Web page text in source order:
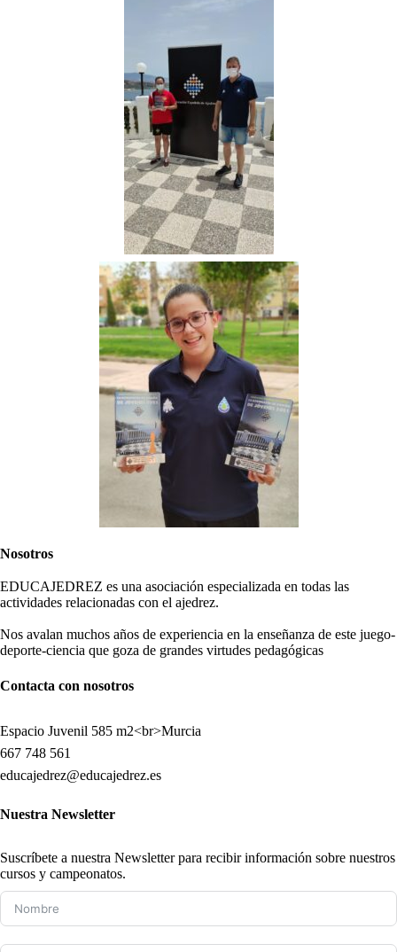
Nosotros
EDUCAJEDREZ es una asociación especializada en todas las
actividades relacionadas con el ajedrez.
Nos avalan muchos años de experiencia en la enseñanza de este juego-
deporte-ciencia que goza de grandes virtudes pedagógicas
Contacta con nosotros
Espacio Juvenil 585 m2<br>Murcia
667 748 561
educajedrez@educajedrez.es
Nuestra Newsletter
Suscríbete a nuestra Newsletter para recibir información sobre nuestros
cursos y campeonatos.